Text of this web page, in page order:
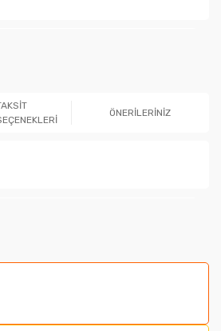
ÖNERİLERİNİZ